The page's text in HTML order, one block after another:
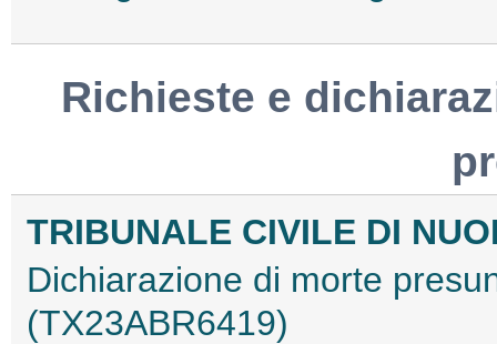
Richieste e
TRIBUNALE CIVILE DI
Dichiarazione di morte
(TX23ABR6419)